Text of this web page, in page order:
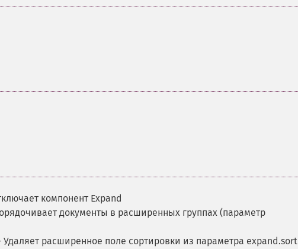
компонент Expand
документы в расширенных группах (параметр
Удаляет расширенное поле сортировки из параметра expand.sort